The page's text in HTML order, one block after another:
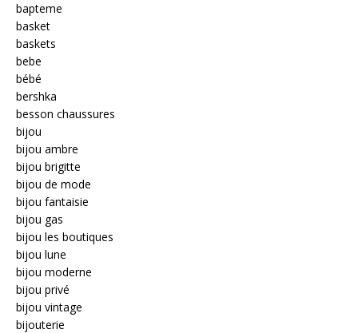
bapteme
basket
baskets
bebe
bébé
bershka
besson chaussures
bijou
bijou ambre
bijou brigitte
bijou de mode
bijou fantaisie
bijou gas
bijou les boutiques
bijou lune
bijou moderne
bijou privé
bijou vintage
bijouterie